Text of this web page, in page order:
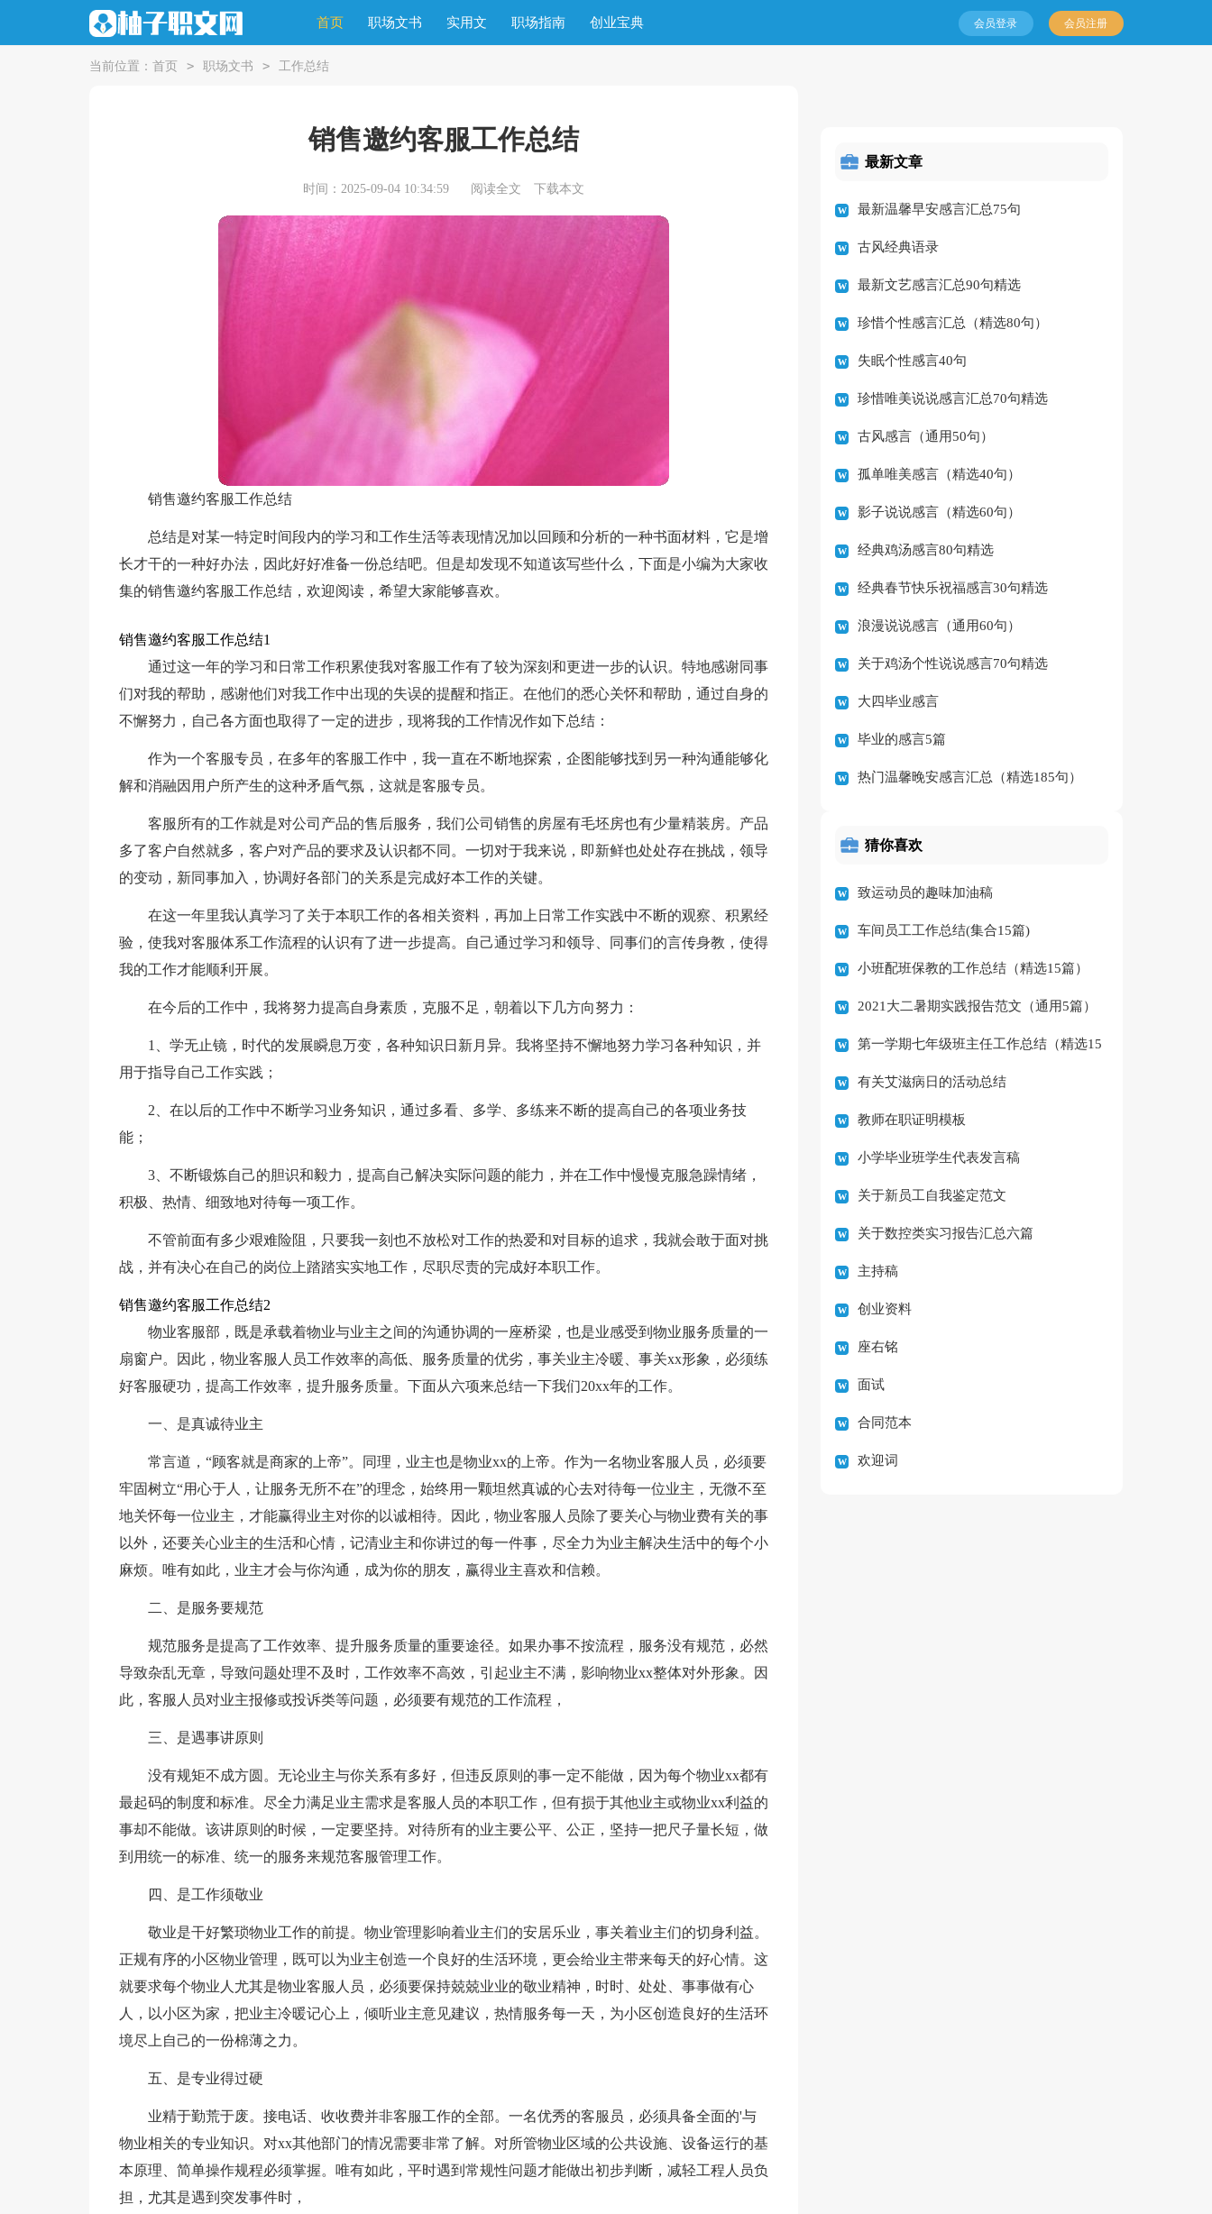
首页 职场文书 实用文 职场指南 创业宝典 会员登录 会员注册
当前位置： 首页 > 职场文书 > 工作总结
销售邀约客服工作总结
时间：2025-09-04 10:34:59 阅读全文 下载本文
销售邀约客服工作总结
总结是对某一特定时间段内的学习和工作生活等表现情况加以回顾和分析的一种书面材料，它是增
长才干的一种好办法，因此好好准备一份总结吧。但是却发现不知道该写些什么，下面是小编为大家收
集的销售邀约客服工作总结，欢迎阅读，希望大家能够喜欢。
销售邀约客服工作总结1
通过这一年的学习和日常工作积累使我对客服工作有了较为深刻和更进一步的认识。特地感谢同事
们对我的帮助，感谢他们对我工作中出现的失误的提醒和指正。在他们的悉心关怀和帮助，通过自身的
不懈努力，自己各方面也取得了一定的进步，现将我的工作情况作如下总结：
作为一个客服专员，在多年的客服工作中，我一直在不断地探索，企图能够找到另一种沟通能够化
解和消融因用户所产生的这种矛盾气氛，这就是客服专员。
客服所有的工作就是对公司产品的售后服务，我们公司销售的房屋有毛坯房也有少量精装房。产品
多了客户自然就多，客户对产品的要求及认识都不同。一切对于我来说，即新鲜也处处存在挑战，领导
的变动，新同事加入，协调好各部门的关系是完成好本工作的关键。
在这一年里我认真学习了关于本职工作的各相关资料，再加上日常工作实践中不断的观察、积累经
验，使我对客服体系工作流程的认识有了进一步提高。自己通过学习和领导、同事们的言传身教，使得
我的工作才能顺利开展。
在今后的工作中，我将努力提高自身素质，克服不足，朝着以下几方向努力：
1、学无止镜，时代的发展瞬息万变，各种知识日新月异。我将坚持不懈地努力学习各种知识，并
用于指导自己工作实践；
2、在以后的工作中不断学习业务知识，通过多看、多学、多练来不断的提高自己的各项业务技
能；
3、不断锻炼自己的胆识和毅力，提高自己解决实际问题的能力，并在工作中慢慢克服急躁情绪，
积极、热情、细致地对待每一项工作。
不管前面有多少艰难险阻，只要我一刻也不放松对工作的热爱和对目标的追求，我就会敢于面对挑
战，并有决心在自己的岗位上踏踏实实地工作，尽职尽责的完成好本职工作。
销售邀约客服工作总结2
物业客服部，既是承载着物业与业主之间的沟通协调的一座桥梁，也是业感受到物业服务质量的一
扇窗户。因此，物业客服人员工作效率的高低、服务质量的优劣，事关业主冷暖、事关xx形象，必须练
好客服硬功，提高工作效率，提升服务质量。下面从六项来总结一下我们20xx年的工作。
一、是真诚待业主
常言道，“顾客就是商家的上帝”。同理，业主也是物业xx的上帝。作为一名物业客服人员，必须要
牢固树立“用心于人，让服务无所不在”的理念，始终用一颗坦然真诚的心去对待每一位业主，无微不至
地关怀每一位业主，才能赢得业主对你的以诚相待。因此，物业客服人员除了要关心与物业费有关的事
以外，还要关心业主的生活和心情，记清业主和你讲过的每一件事，尽全力为业主解决生活中的每个小
麻烦。唯有如此，业主才会与你沟通，成为你的朋友，赢得业主喜欢和信赖。
二、是服务要规范
规范服务是提高了工作效率、提升服务质量的重要途径。如果办事不按流程，服务没有规范，必然
导致杂乱无章，导致问题处理不及时，工作效率不高效，引起业主不满，影响物业xx整体对外形象。因
此，客服人员对业主报修或投诉类等问题，必须要有规范的工作流程，
三、是遇事讲原则
没有规矩不成方圆。无论业主与你关系有多好，但违反原则的事一定不能做，因为每个物业xx都有
最起码的制度和标准。尽全力满足业主需求是客服人员的本职工作，但有损于其他业主或物业xx利益的
事却不能做。该讲原则的时候，一定要坚持。对待所有的业主要公平、公正，坚持一把尺子量长短，做
到用统一的标准、统一的服务来规范客服管理工作。
四、是工作须敬业
敬业是干好繁琐物业工作的前提。物业管理影响着业主们的安居乐业，事关着业主们的切身利益。
正规有序的小区物业管理，既可以为业主创造一个良好的生活环境，更会给业主带来每天的好心情。这
就要求每个物业人尤其是物业客服人员，必须要保持兢兢业业的敬业精神，时时、处处、事事做有心
人，以小区为家，把业主冷暖记心上，倾听业主意见建议，热情服务每一天，为小区创造良好的生活环
境尽上自己的一份棉薄之力。
五、是专业得过硬
业精于勤荒于废。接电话、收收费并非客服工作的全部。一名优秀的客服员，必须具备全面的'与
物业相关的专业知识。对xx其他部门的情况需要非常了解。对所管物业区域的公共设施、设备运行的基
本原理、简单操作规程必须掌握。唯有如此，平时遇到常规性问题才能做出初步判断，减轻工程人员负
担，尤其是遇到突发事件时，
最新文章
最新温馨早安感言汇总75句
古风经典语录
最新文艺感言汇总90句精选
珍惜个性感言汇总（精选80句）
失眠个性感言40句
珍惜唯美说说感言汇总70句精选
古风感言（通用50句）
孤单唯美感言（精选40句）
影子说说感言（精选60句）
经典鸡汤感言80句精选
经典春节快乐祝福感言30句精选
浪漫说说感言（通用60句）
关于鸡汤个性说说感言70句精选
大四毕业感言
毕业的感言5篇
热门温馨晚安感言汇总（精选185句）
猜你喜欢
致运动员的趣味加油稿
车间员工工作总结(集合15篇)
小班配班保教的工作总结（精选15篇）
2021大二暑期实践报告范文（通用5篇）
第一学期七年级班主任工作总结（精选15
篇）有关艾滋病日的活动总结
教师在职证明模板
小学毕业班学生代表发言稿
关于新员工自我鉴定范文
关于数控类实习报告汇总六篇
主持稿
创业资料
座右铭
面试
合同范本
欢迎词